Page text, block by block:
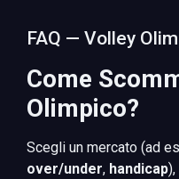
FAQ — Volley
Come
Olimpico?
Scegli un mercato (ad
over/under, handicap